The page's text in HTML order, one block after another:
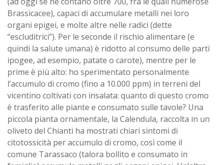
Brassicacee), capaci di accumulare metalli nei loro
organi epigei, e molte altre nelle radici (dette
“escluditrici”). Per le seconde il rischio alimentare (e
quindi la salute umana) è ridotto al consumo delle parti
ipogee, ad esempio, patate o carote), mentre per le
prime è più alto: ho sperimentato personalmente
l’accumulo di cromo (fino a 10.000 ppm) in terreni del
vicentino coltivati con insalata: quanto di questo cromo
è trasferito alle piante e consumato sulle tavole? Una
piccola pianta ornamentale, la Calendula, raccolta in un
oliveto del Chianti ha mostrati chiari sintomi di
citotossicità per accumulo di cromo, così come il
comune Tarassaco (talora bollito e consumato in